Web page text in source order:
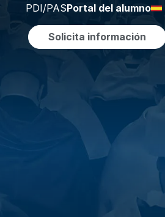
PDI/PASPortal del alumno
Solicita información